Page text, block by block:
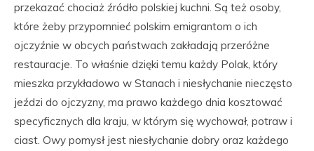
przekazać chociaż źródło polskiej kuchni. Są też osoby,
które żeby przypomnieć polskim emigrantom o ich
ojczyźnie w obcych państwach zakładają przeróżne
restauracje. To właśnie dzięki temu każdy Polak, który
mieszka przykładowo w Stanach i niesłychanie nieczęsto
jeździ do ojczyzny, ma prawo każdego dnia kosztować
specyficznych dla kraju, w którym się wychował, potraw i
ciast. Owy pomysł jest niesłychanie dobry oraz każdego